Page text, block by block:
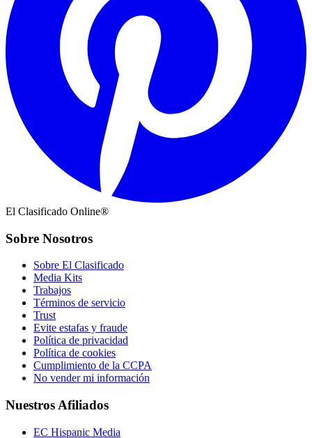
El Clasificado Online®
Sobre Nosotros
Sobre El Clasificado
Media Kits
Trabajos
Términos de servicio
Trust
Evite estafas y fraude
Política de privacidad
Política de cookies
Cumplimiento de la CCPA
No vender mi información
Nuestros Afiliados
EC Hispanic Media